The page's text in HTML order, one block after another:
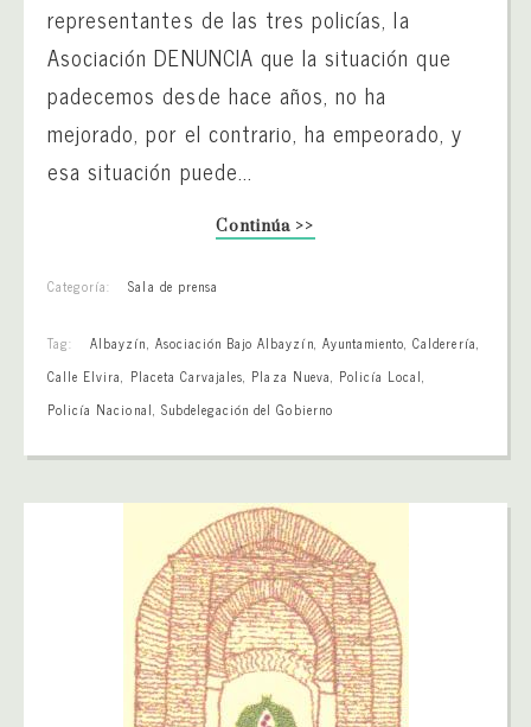
representantes de las tres policías, la
Asociación DENUNCIA que la situación que
padecemos desde hace años, no ha
mejorado, por el contrario, ha empeorado, y
esa situación puede...
Continúa >>
Categoría: Sala de prensa
Tag: Albayzín, Asociación Bajo Albayzín, Ayuntamiento,Calderería,
Calle Elvira, Placeta Carvajales, Plaza Nueva, Policía Local,
Policía Nacional, Subdelegación del Gobierno